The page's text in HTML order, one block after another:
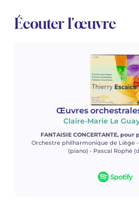
Écouter l'œuvre
Œuvres
Claire-Marie Le
FANTAISIE CONCERTANTE,
Orchestre philharmonique de Liège
(piano) - Pascal Rophé